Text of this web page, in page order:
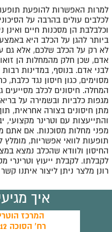
למרות האפשרות להופעת
לכלבים עולים בהרבה על
וכלבלבת הן מסכנות חיים ואינן
ביותר להגן על הכלב היא
לא רק על הכלב שלכם, אלא גם
אדם, שכן חלק מהמחלות הן
לבני אדם. בנוסף, במדינות
מסוימים, כגון חיסון נגד
המחלה. חיסונים לכלב
מגפות כלביות ובשמירה על
מתן חיסונים בצורה אחראית,
והתייעצות עם וטרינר מקצועי,
מפני מחלות מסוכנות. אם אתם
תופעות לוואי אפשריות, מומלץ
החיסון ולוודא שהכלב נמצא
לקבלתו. לקבלת ייעוץ וטרינרי
רונן מלצר ניתן ליצור איתנו
איך
המרכז
רח' הסוכה 12, ראשון לציון